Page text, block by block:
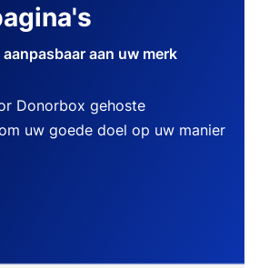
aan uw merk
Donorbox gehoste
uw goede doel op uw manier